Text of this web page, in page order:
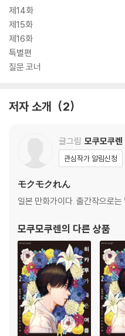
제14화
제15화
제16화
특별편
질문 코너
저자 소개 2
글그림 모쿠모쿠렌
관심작가 알림신청
モクモクれん
일본 만화가이다. 출간작으로는
모쿠모쿠렌의 다른 상품